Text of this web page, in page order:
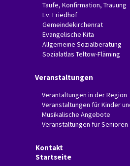
Taufe, Konfirmation, Trauung
Ev. Friedhof
Gemeindekirchenrat
Evangelische Kita
Allgemeine Sozialberatung
Sozialatlas Teltow-Fläming
Veranstaltungen
Verantaltungen in der Region
Veranstaltungen für Kinder
Musikalische Angebote
Veranstaltungen für Senioren
Kontakt
Startseite